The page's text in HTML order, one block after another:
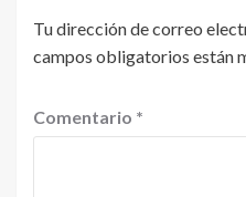
Tu dirección de correo
campos obligatorios están
Comentario *